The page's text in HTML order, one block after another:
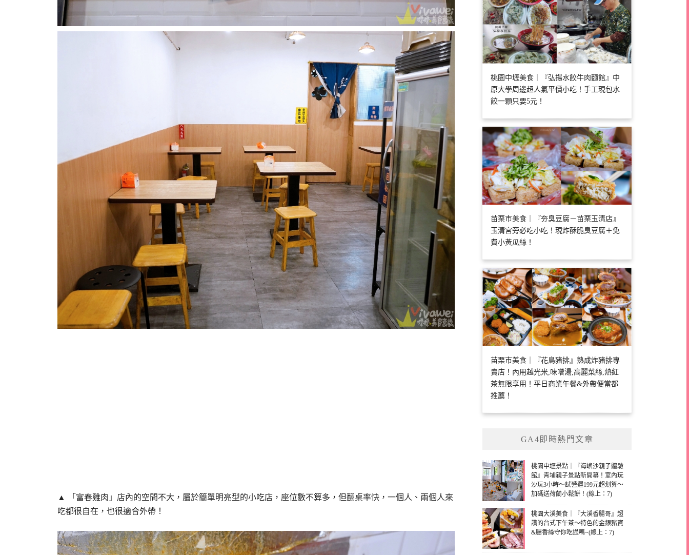
▲ 「富春雞肉」店內的空間不大，屬於簡單明亮型的小吃店，座位數不算多，但翻桌率快，一個人、兩個人來
吃都很自在，也很適合外帶！
桃園中壢美食｜『弘揚水餃牛肉麵館』中
原大學周邊超人氣平價小吃！手工現包水
餃一顆只要5元！
苗栗市美食｜『夯臭豆腐－苗栗玉清店』
玉清宮旁必吃小吃！現炸酥脆臭豆腐＋免
費小黃瓜絲！
苗栗市美食｜『花鳥豬排』熟成炸豬排專
賣店！內用越光米,味噌湯,高麗菜絲,熱紅
茶無限享用！平日商業午餐&外帶便當都
推薦！
GA4即時熱門文章
桃園中壢景點｜『海嶼沙親子體驗
館』青埔親子景點新開幕！室內玩
沙玩3小時～試營運199元超划算～
加碼送荷蘭小鬆餅！(線上：7)
桃園大溪美食｜『大溪香腸哥』超
讚的台式下午茶～特色的金銀豬寶
&腸香絲守你吃過嗎~(線上：7)